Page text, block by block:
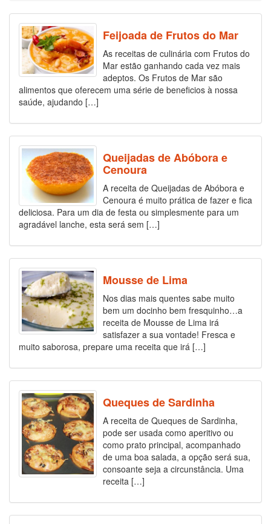
Feijoada de Frutos do Mar
As receitas de culinária com Frutos do
Mar estão ganhando cada vez mais
adeptos. Os Frutos de Mar são
alimentos que oferecem uma série de beneficios à nossa
saúde, ajudando […]
Queijadas de Abóbora e
Cenoura
A receita de Queijadas de Abóbora e
Cenoura é muito prática de fazer e fica
deliciosa. Para um dia de festa ou simplesmente para um
agradável lanche, esta será sem […]
Mousse de Lima
Nos dias mais quentes sabe muito
bem um docinho bem fresquinho…a
receita de Mousse de Lima irá
satisfazer a sua vontade! Fresca e
muito saborosa, prepare uma receita que irá […]
Queques de Sardinha
A receita de Queques de Sardinha,
pode ser usada como aperitivo ou
como prato principal, acompanhado
de uma boa salada, a opção será sua,
consoante seja a circunstância. Uma
receita […]